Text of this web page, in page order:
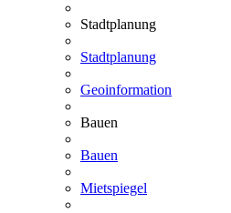
Stadtplanung
Stadtplanung
Geoinformation
Bauen
Bauen
Mietspiegel